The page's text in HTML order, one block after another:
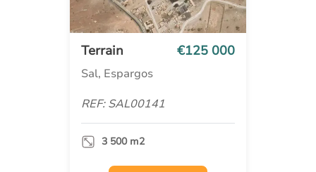
Terrain €125 000
Sal, Espargos
REF: SAL00141
3 500 m2